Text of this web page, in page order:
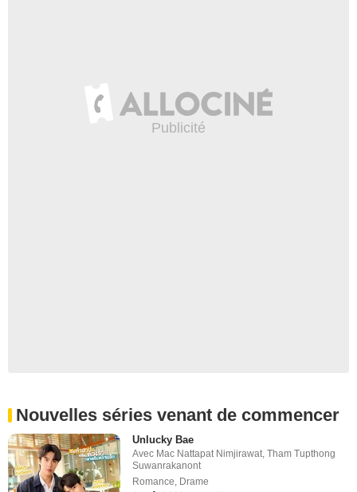
Nouvelles séries venant de commencer
Unlucky Bae
Avec Mac Nattapat Nimjirawat,Tham Tupthong
Suwanrakanont
Romance, Drame